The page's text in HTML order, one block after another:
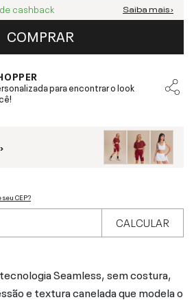
de cashback Saiba mais ›
COMPRAR
para encontrar o look
seu CEP?
CALCULAR
Seamless, sem costura,
e textura canelada que modela o